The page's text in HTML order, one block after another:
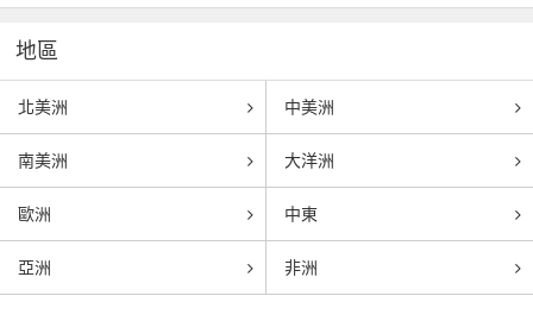
地區
北美洲 中美洲
南美洲 大洋洲
歐洲 中東
亞洲 非洲